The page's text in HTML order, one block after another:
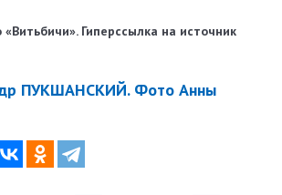
Гиперссылка на источник
ПУКШАНСКИЙ. Фото Анны